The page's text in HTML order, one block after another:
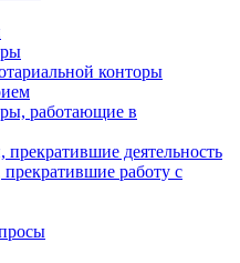
конторы
работающие в
деятельность
работу с